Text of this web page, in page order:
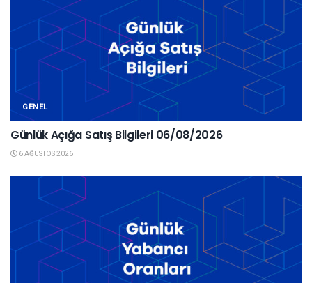
GENEL
Günlük Açığa Satış Bilgileri 06/08/2026
6 AĞUSTOS 2026